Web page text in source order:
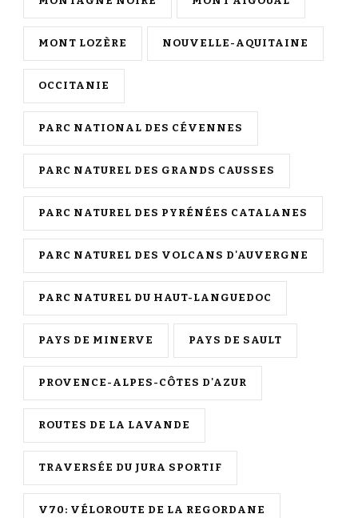
MONT LOZÈRE NOUVELLE-AQUITAINE
OCCITANIE
PARC NATIONAL DES CÉVENNES
PARC NATUREL DES GRANDS CAUSSES
PARC NATUREL DES PYRÉNÉES CATALANES
PARC NATUREL DES VOLCANS D'AUVERGNE
PARC NATUREL DU HAUT-LANGUEDOC
PAYS DE MINERVE PAYS DE SAULT
PROVENCE-ALPES-CÔTES D'AZUR
ROUTES DE LA LAVANDE
TRAVERSÉE DU JURA SPORTIF
V70: VÉLOROUTE DE LA REGORDANE